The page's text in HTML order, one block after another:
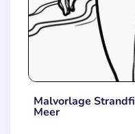
Malvorlage
Meer